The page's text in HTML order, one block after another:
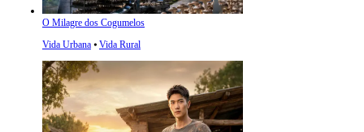
O Milagre dos Cogumelos
Vida Urbana ⦁ Vida Rural